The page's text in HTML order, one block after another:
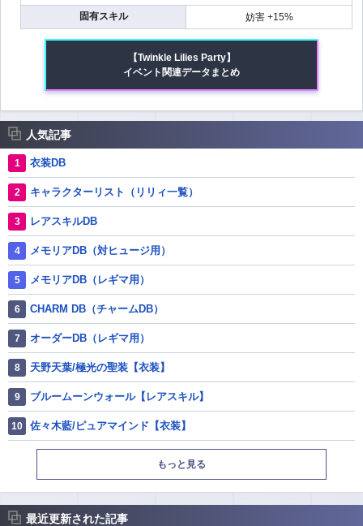
固有スキル
妨害 +15%
【Twinkle Lilies Party】
イベント関連データまとめ
人気記事
衣装DB
キャラクターリスト（リリィ一覧）
レアスキルDB
メモリアDB（対ヒュージ用）
メモリアDB（レギマ用）
CHARM DB（チャームDB）
オーダーDB（レギマ用）
天野天葉/極光の聖装【衣装】
ブルームーンウォール【レアスキル】
佐々木藍/ピュアマインド【衣装】
もっと見る
最近更新された記事